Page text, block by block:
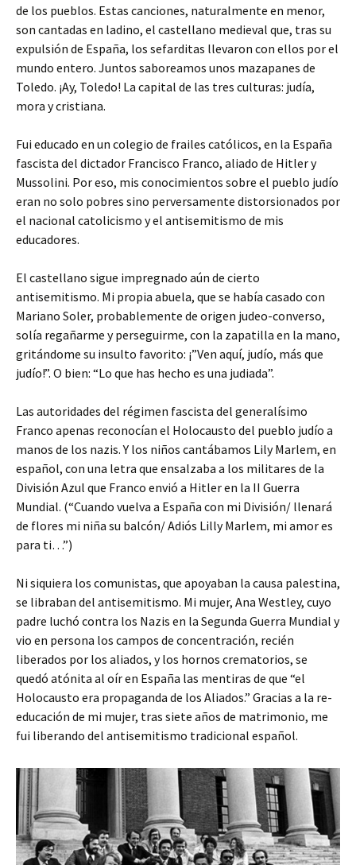
de los pueblos. Estas canciones, naturalmente en menor,
son cantadas en ladino, el castellano medieval que, tras su
expulsión de España, los sefarditas llevaron con ellos por el
mundo entero. Juntos saboreamos unos mazapanes de
Toledo. ¡Ay, Toledo! La capital de las tres culturas: judía,
mora y cristiana.
Fui educado en un colegio de frailes católicos, en la España
fascista del dictador Francisco Franco, aliado de Hitler y
Mussolini. Por eso, mis conocimientos sobre el pueblo judío
eran no solo pobres sino perversamente distorsionados por
el nacional catolicismo y el antisemitismo de mis
educadores.
El castellano sigue impregnado aún de cierto
antisemitismo. Mi propia abuela, que se había casado con
Mariano Soler, probablemente de origen judeo-converso,
solía regañarme y perseguirme, con la zapatilla en la mano,
gritándome su insulto favorito: ¡”Ven aquí, judío, más que
judío!”. O bien: “Lo que has hecho es una judiada”.
Las autoridades del régimen fascista del generalísimo
Franco apenas reconocían el Holocausto del pueblo judío a
manos de los nazis. Y los niños cantábamos Lily Marlem, en
español, con una letra que ensalzaba a los militares de la
División Azul que Franco envió a Hitler en la II Guerra
Mundial. (“Cuando vuelva a España con mi División/ llenará
de flores mi niña su balcón/ Adiós Lilly Marlem, mi amor es
para ti…”)
Ni siquiera los comunistas, que apoyaban la causa palestina,
se libraban del antisemitismo. Mi mujer, Ana Westley, cuyo
padre luchó contra los Nazis en la Segunda Guerra Mundial y
vio en persona los campos de concentración, recién
liberados por los aliados, y los hornos crematorios, se
quedó atónita al oír en España las mentiras de que “el
Holocausto era propaganda de los Aliados.” Gracias a la re-
educación de mi mujer, tras siete años de matrimonio, me
fui liberando del antisemitismo tradicional español.